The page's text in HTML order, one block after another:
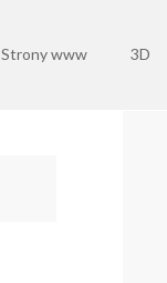
Strony www 3D